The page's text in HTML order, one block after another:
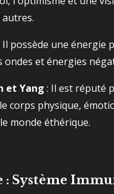
autres.
Il possède une énergie
ondes et énergies
et Yang : Il est réputé
corps physique,
monde éthérique.
: Système